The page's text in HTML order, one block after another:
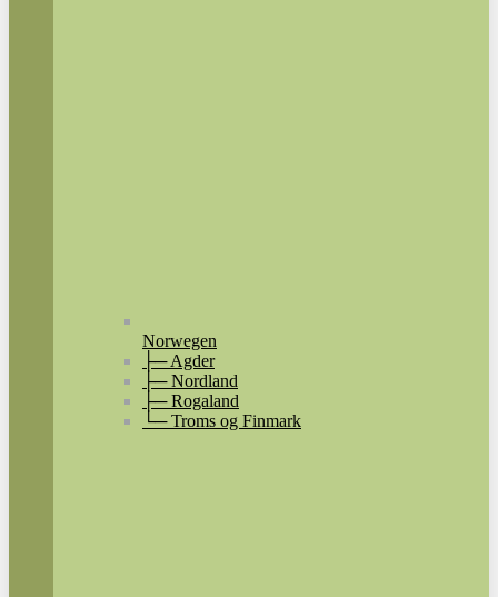
Norwegen
├─ Agder
├─ Nordland
├─ Rogaland
└─ Troms og Finmark